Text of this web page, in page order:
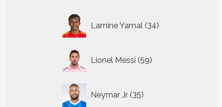
Lamine Yamal 34
producten
Lionel Messi 59
producten
Neymar Jr 35
producten